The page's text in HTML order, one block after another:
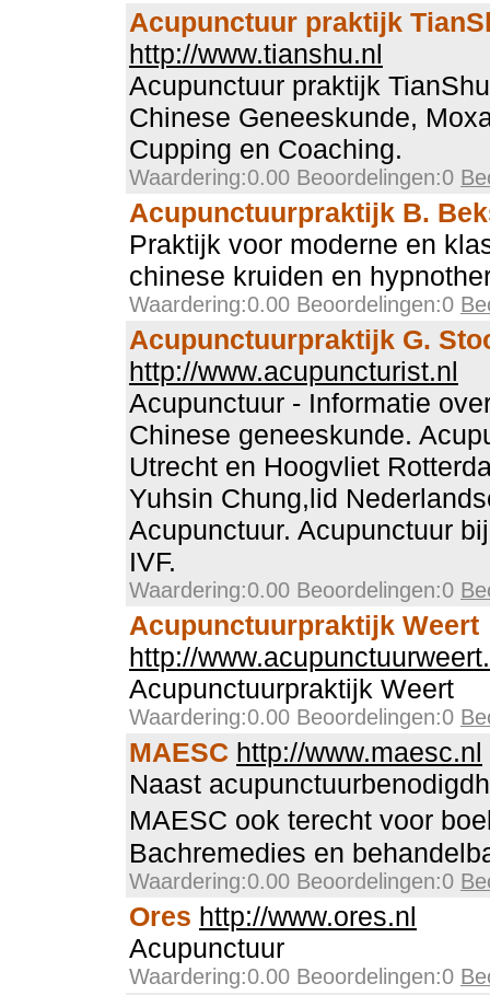
Acupunctuur praktijk
http://www.tianshu.nl
Acupunctuur praktijk
Chinese Geneeskunde,
Cupping en Coaching.
Waardering:0.00 Beoordelingen:0
Acupunctuurpraktijk B.
Praktijk voor moderne en
chinese kruiden en
Waardering:0.00 Beoordelingen:0
Acupunctuurpraktijk G.
http://www.acupuncturist.nl
Acupunctuur - Informatie
Chinese geneeskunde.
Utrecht en Hoogvliet
Yuhsin Chung,lid
Acupunctuur. Acupunctuur
IVF.
Waardering:0.00 Beoordelingen:0
Acupunctuurpraktijk Weert
http://
Acupunctuurpraktijk Weert
Waardering:0.00 Beoordelingen:0
MAESC http://www.maesc.nl
Naast
MAESC ook terecht voor
Bachremedies en
Waardering:0.00 Beoordelingen:0
Ores http://www.ores.nl
Acupunctuur
Waardering:0.00 Beoordelingen:0